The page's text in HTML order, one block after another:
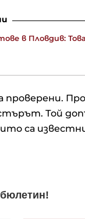
в Пловдив:
Той
са